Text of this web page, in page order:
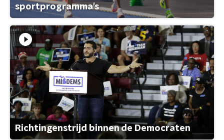
sportprogramma's
Richtingenstrijd binnen de Democraten